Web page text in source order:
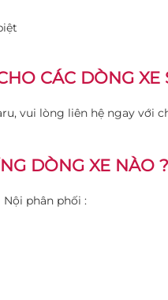
CÁC DÒNG XE
vui lòng liên hệ ngay với
DÒNG XE NÀO ?
phân phối :